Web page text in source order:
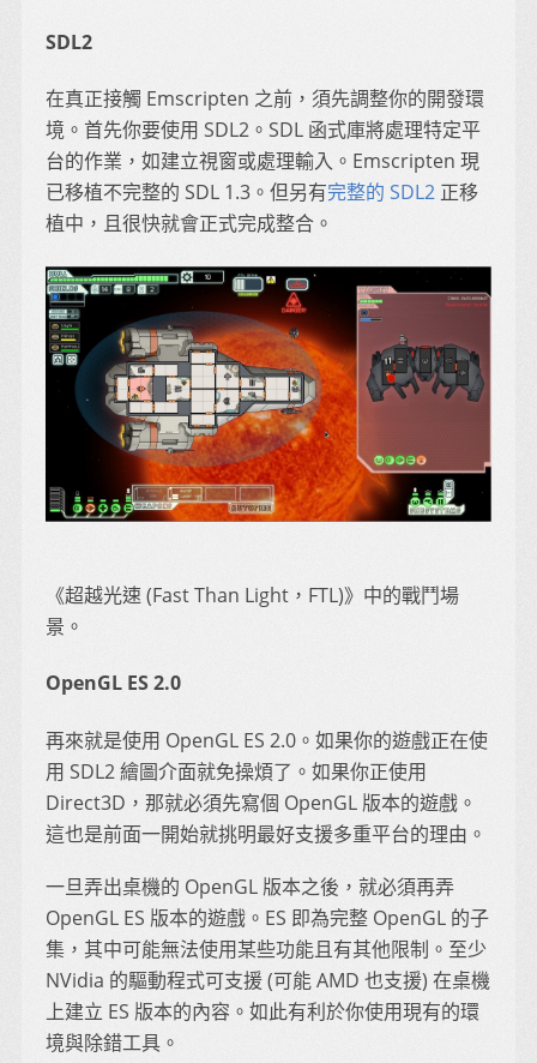
SDL2
在真正接觸 Emscripten 之前，須先調整你的開發環
境。首先你要使用 SDL2。SDL 函式庫將處理特定平
台的作業，如建立視窗或處理輸入。Emscripten 現
已移植不完整的 SDL 1.3。但另有完整的 SDL2正移
植中，且很快就會正式完成整合。
《超越光速 (Fast Than Light，FTL)》中的戰鬥場
景。
OpenGL ES 2.0
再來就是使用 OpenGL ES 2.0。如果你的遊戲正在使
用 SDL2 繪圖介面就免操煩了。如果你正使用
Direct3D，那就必須先寫個 OpenGL 版本的遊戲。
這也是前面一開始就挑明最好支援多重平台的理由。
一旦弄出桌機的 OpenGL 版本之後，就必須再弄
OpenGL ES 版本的遊戲。ES 即為完整 OpenGL 的子
集，其中可能無法使用某些功能且有其他限制。至少
NVidia 的驅動程式可支援 (可能 AMD 也支援) 在桌機
上建立 ES 版本的內容。如此有利於你使用現有的環
境與除錯工具。